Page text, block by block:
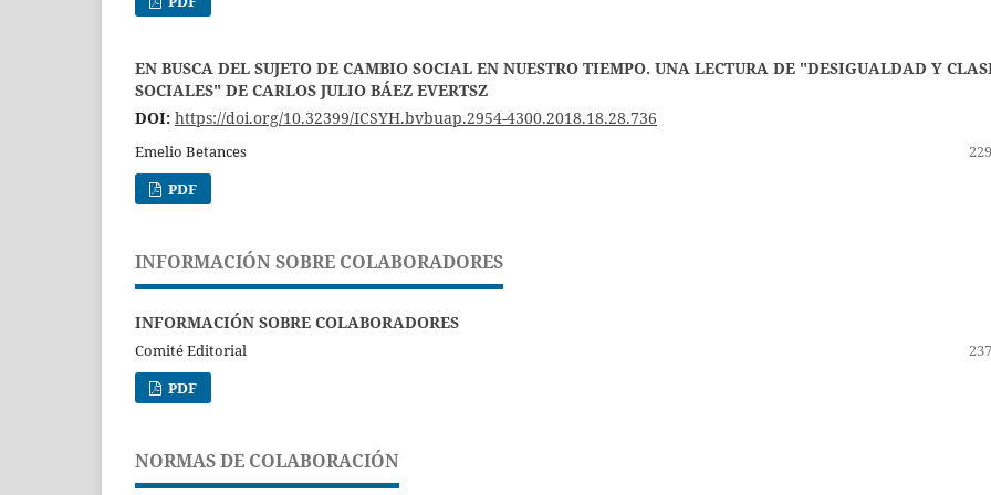
EN BUSCA DEL SUJETO DE CAMBIO SOCIAL EN NUESTRO TIEMPO. UNA LECTURA DE "DESIGUALDAD Y
SOCIALES" DE CARLOS JULIO BÁEZ EVERTSZ
DOI: https://doi.org/10.32399/ICSYH.bvbuap.2954-4300.2018.18.28.736
Emelio Betances
PDF
INFORMACIÓN SOBRE COLABORADORES
INFORMACIÓN SOBRE COLABORADORES
Comité Editorial
PDF
NORMAS DE COLABORACIÓN